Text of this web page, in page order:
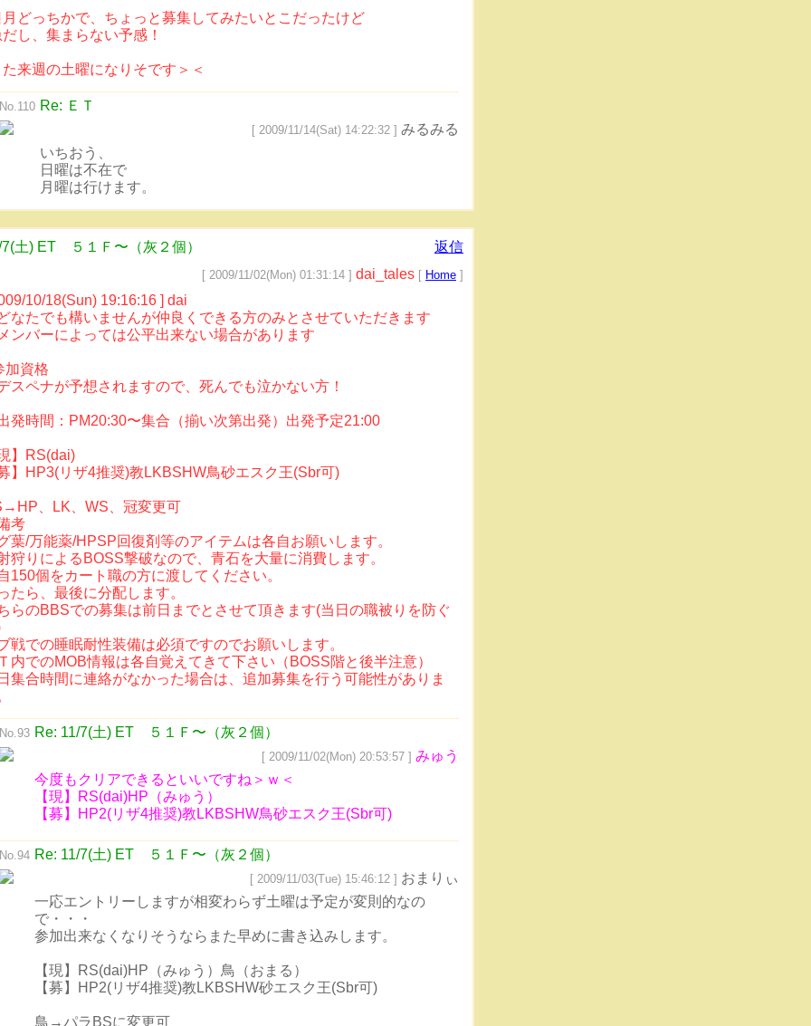
月どっちかで、ちょっと募集してみたいとこだったけど
し、集まらない予感！
来週の土曜になりそです＞＜
No.110 Re: ＥＴ
[ 2009/11/14(Sat) 14:22:32 ] みるみる
いちおう、
日曜は不在で
月曜は行けます。
土) ET ５１Ｆ〜（灰２個） 返信
[ 2009/11/02(Mon) 01:31:14 ] dai_tales [ Home ]
10/18(Sun) 19:16:16 ] dai
なたでも構いませんが仲良くできる方のみとさせていただきます
ンバーによっては公平出来ない場合があります
加資格
スペナが予想されますので、死んでも泣かない方！
発時間：PM20:30〜集合（揃い次第出発）出発予定21:00
】RS(dai)
】HP3(リザ4推奨)教LKBSHW鳥砂エスク王(Sbr可)
、LK、WS、冠変更可
考
葉/万能薬/HPSP回復剤等のアイテムは各自お願いします。
狩りによるBOSS撃破なので、青石を大量に消費します。
150個をカート職の方に渡してください。
たら、最後に分配します。
らのBBSでの募集は前日までとさせて頂きます(当日の職被りを防ぐ
戦での睡眠耐性装備は必須ですのでお願いします。
内でのMOB情報は各自覚えてきて下さい（BOSS階と後半注意）
集合時間に連絡がなかった場合は、追加募集を行う可能性がありま
No.93 Re: 11/7(土) ET ５１Ｆ〜（灰２個）
[ 2009/11/02(Mon) 20:53:57 ] みゅう
今度もクリアできるといいですね＞ｗ＜
【現】RS(dai)HP（みゅう）
【募】HP2(リザ4推奨)教LKBSHW鳥砂エスク王(Sbr可)
No.94 Re: 11/7(土) ET ５１Ｆ〜（灰２個）
[ 2009/11/03(Tue) 15:46:12 ] おまりぃ
一応エントリーしますが相変わらず土曜は予定が変則的なの
で・・・
参加出来なくなりそうならまた早めに書き込みします。
【現】RS(dai)HP（みゅう）鳥（おまる）
【募】HP2(リザ4推奨)教LKBSHW砂エスク王(Sbr可)
鳥→パラBSに変更可